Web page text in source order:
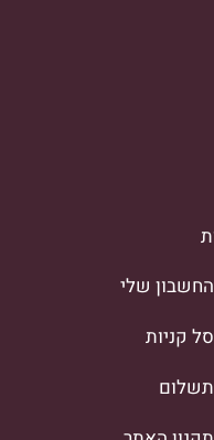
החשבון שלי
סל קניות
תשלום